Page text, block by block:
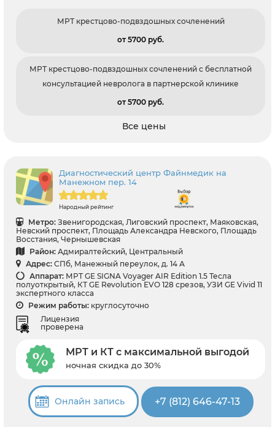
МРТ крестцово-подвздошных сочленений
от 5700 pуб.
МРТ крестцово-подвздошных сочленений с бесплатной
консультацией невролога в партнерской клинике
от 5700 pуб.
Все цены
Диагностический центр Файнмедик на
Манежном пер. 14
Народный рейтинг
Метро: Звенигородская, Лиговский проспект, Маяковская,
Невский проспект, Площадь Александра Невского, Площадь
Восстания, Чернышевская
Район: Адмиралтейский, Центральный
Адрес: СПб, Манежный переулок, д. 14 А
Аппарат: МРТ GE SIGNA Voyager AIR Edition 1.5 Тесла
полуоткрытый, КТ GE Revolution EVO 128 срезов, УЗИ GE Vivid 11
экспертного класса
Режим работы: круглосуточно
Лицензия
проверена
МРТ и КТ с максимальной выгодой
ночная скидка до 30%
Онлайн запись +7 (812) 646-47-13